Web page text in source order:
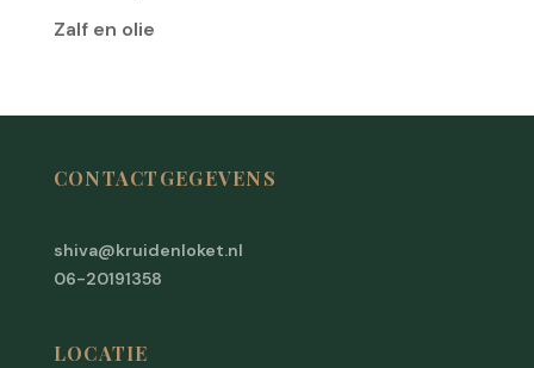
Zalf en olie
CONTACTGEGEVENS
shiva@kruidenloket.nl
06-20191358
LOCATIE